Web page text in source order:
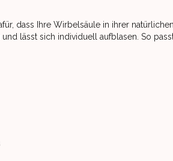
dass Ihre Wirbelsäule in ihrer natürlichen
lässt sich individuell aufblasen. So